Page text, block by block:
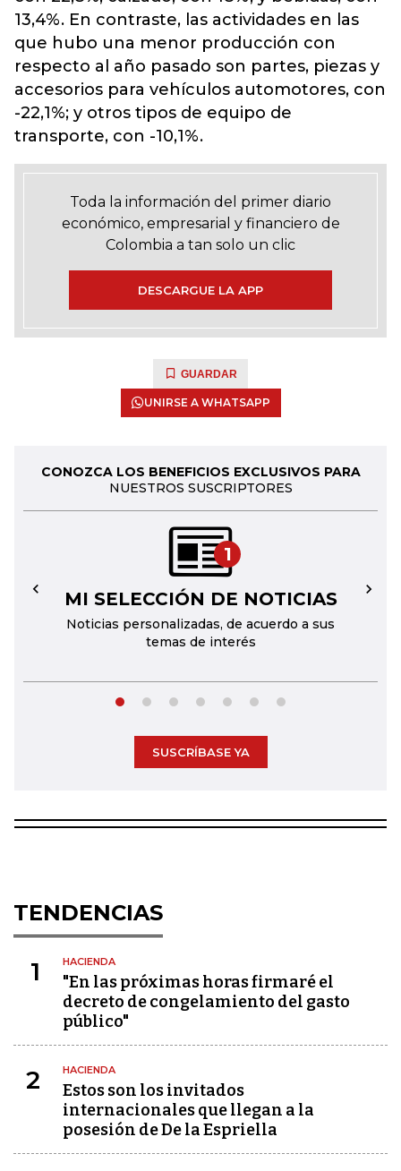
13,4%. En contraste, las actividades en las
que hubo una menor producción con
respecto al año pasado son partes, piezas y
accesorios para vehículos automotores, con
-22,1%; y otros tipos de equipo de
transporte, con -10,1%.
Toda la información del primer diario
económico, empresarial y financiero de
Colombia a tan solo un clic
DESCARGUE LA APP
GUARDAR
UNIRSE A WHATSAPP
CONOZCA LOS BENEFICIOS EXCLUSIVOS PARA
NUESTROS SUSCRIPTORES
1
MI SELECCIÓN DE NOTICIAS
Noticias personalizadas, de acuerdo a sus
temas de interés
← →
SUSCRÍBASE YA
TENDENCIAS
1 HACIENDA
"En las próximas horas firmaré el
decreto de congelamiento del gasto
público"
2 HACIENDA
Estos son los invitados
internacionales que llegan a la
posesión de De la Espriella